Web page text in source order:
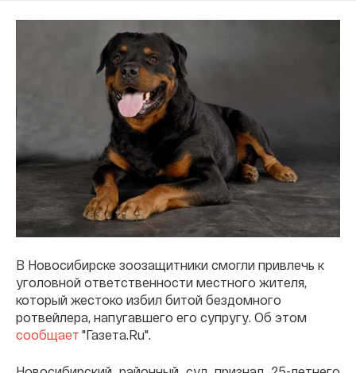
В Новосибирске зоозащитники смогли привлечь к
уголовной ответственности местного жителя,
который жестоко избил битой бездомного
ротвейлера, напугавшего его супругу. Об этом
сообщает "Газета.Ru".